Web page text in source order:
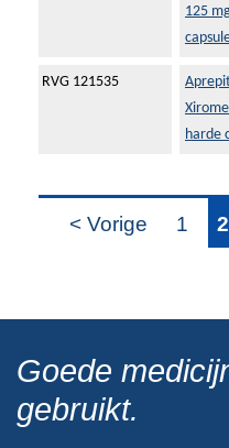
125
RVG 121535
harde
< Vorige 1 2
Goede
gebruikt.